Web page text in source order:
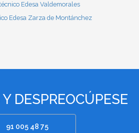
Edesa Valdemorales
Edesa Zarza de Montánchez
DESPREOCÚPESE
91 005 48 75